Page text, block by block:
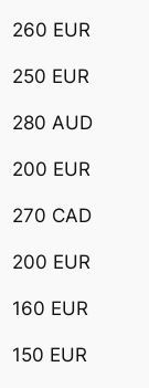
260 EUR
250 EUR
280 AUD
200 EUR
270 CAD
200 EUR
160 EUR
150 EUR